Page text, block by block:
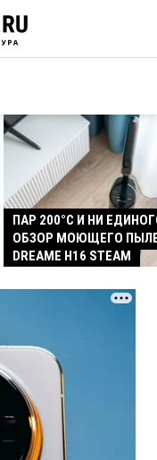
ПАР 200°C И НИ
ОБЗОР МОЮЩЕГО
DREAME H16 STEAM